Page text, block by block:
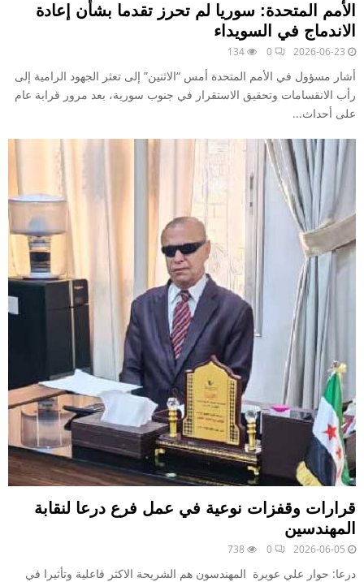
الأمم المتحدة: سوريا لم تحرز تقدما بشأن إعادة
الاندماج في السويداء
2026-06-23
0
134
أشار مسؤول في الأمم المتحدة أمس “الاثنين” إلى تعثر الجهود الرامية إلى
رأب الانقسامات وتحقيق الاستقرار في جنوب سورية، بعد مرور قرابة عام
على أحداث...
قرارات وقفزات نوعية في عمل فرع درعا لنقابة
المهندسين
2026-06-05
0
738
درعا: حوار علي عويرة المهندسون هم الشريحة الاكثر فاعلية وتأثيرا في